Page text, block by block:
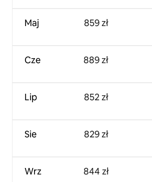
Maj
Cze
Lip
Sie
Wrz
859 zł
889 zł
852 zł
829 zł
844 zł